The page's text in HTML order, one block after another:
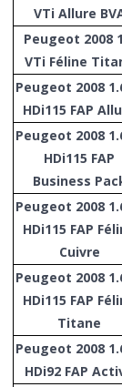
VTi Allure
Peugeot 2008
VTi Féline
Peugeot 2008
HDi115 FAP
Peugeot 2008
HDi115 FAP
Business
Peugeot 2008
HDi115 FAP
Cuivre
Peugeot 2008
HDi115 FAP
Titane
Peugeot 2008
HDi92 FAP